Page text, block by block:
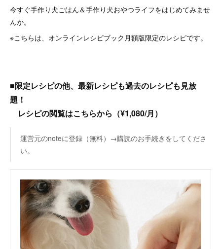
今すぐ手作り犬ごはん＆手作り犬おやつライフをはじめてみませ
んか。
※こちらは、オンラインレシピブック月額版限定のレシピです。
■限定レシピの他、最新レシピも過去のレシピも見放
題！
レシピの閲覧はこちらから（¥1,080/月）
運営元のnoteに登録（無料）→購読のお手続きをしてくださ
い。